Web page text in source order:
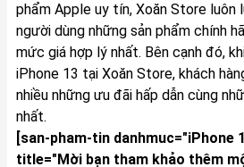
phẩm Apple uy tín, Xoăn Store luôn
người dùng những sản phẩm chính
mức giá hợp lý nhất. Bên cạnh đó,
iPhone 13 tại Xoăn Store, khách
nhiều những ưu đãi hấp dẫn cùng
nhất.
[san-pham-tin danhmuc="iPhone
title="Mời bạn tham khảo thêm